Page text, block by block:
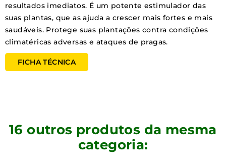
resultados imediatos. É um potente estimulador das
suas plantas, que as ajuda a crescer mais fortes e mais
saudáveis. Protege suas plantações contra condições
climatéricas adversas e ataques de pragas.
FICHA TÉCNICA
16 outros produtos da mesma
categoria: